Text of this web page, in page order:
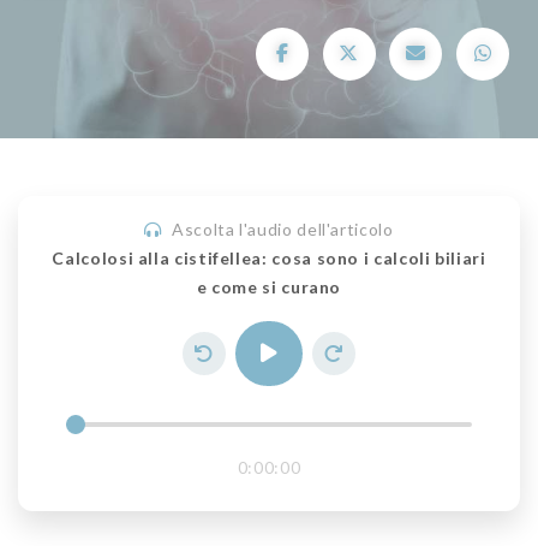
Ascolta l'audio dell'articolo
Calcolosi alla cistifellea: cosa sono i calcoli biliari
e come si curano
0:00:00